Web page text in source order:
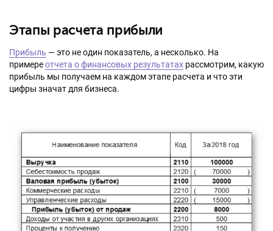
Этапы расчета прибыли
Прибыль — это не один показатель, а несколько. На
примереотчета о финансовых результатах рассмотрим, какую
прибыль мы получаем на каждом этапе расчета и что эти
цифры значат для бизнеса.